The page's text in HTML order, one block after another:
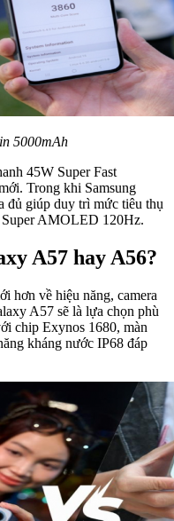
5000mAh
45W Super Fast
Trong khi Samsung
đủ giúp duy trì mức tiêu thụ
AMOLED 120Hz.
A57 hay A56?
hơn về hiệu năng, camera
A57 sẽ là lựa chọn phù
chip Exynos 1680, màn
kháng nước IP68 đáp